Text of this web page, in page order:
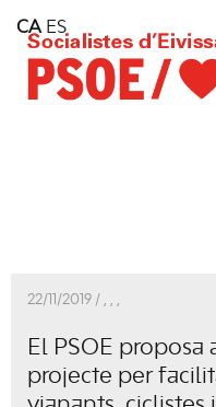
Consell Insular d'Eivissa
Services
Contact
22/11/2019 / , , ,
El PSOE proposa
projecte per
CA ES